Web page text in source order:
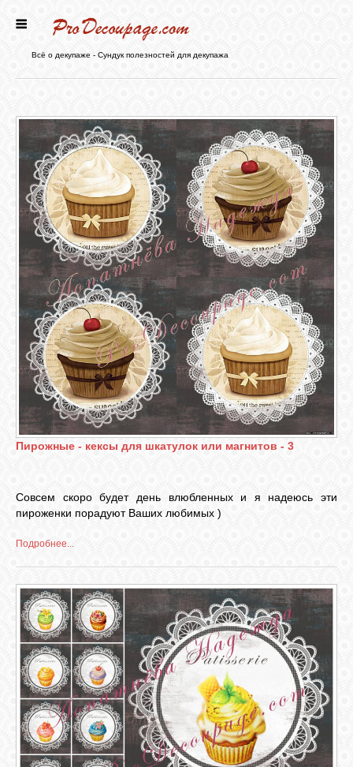
ФОРУМ
СТАТЬИ
ВИДЕО
ГАЛЕРЕЯ
ШКОЛА
ДЕКУПАЖА
ОТЗЫВЫ
УЧЕНИКОВ
МАГАЗИН
FAQ
СВЯЗЬ
ВХОД
Всё о декупаже - Сундук полезностей для декупажа
Пирожные - кексы для шкатулок или магнитов - 3
Совсем скоро будет день влюбленных и я надеюсь эти
пироженки порадуют Ваших любимых )
Подробнее...